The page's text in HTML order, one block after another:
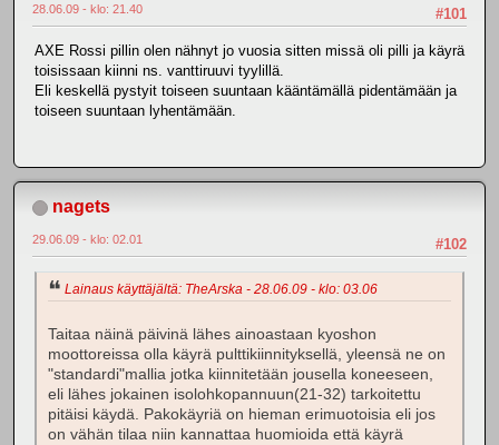
#101
28.06.09 - klo: 21.40
AXE Rossi pillin olen nähnyt jo vuosia sitten missä oli pilli ja käyrä
toisissaan kiinni ns. vanttiruuvi tyylillä.
Eli keskellä pystyit toiseen suuntaan kääntämällä pidentämään ja
toiseen suuntaan lyhentämään.
nagets
#102
29.06.09 - klo: 02.01
Lainaus käyttäjältä: TheArska - 28.06.09 - klo: 03.06
Taitaa näinä päivinä lähes ainoastaan kyoshon
moottoreissa olla käyrä pulttikiinnityksellä, yleensä ne on
"standardi"mallia jotka kiinnitetään jousella koneeseen,
eli lähes jokainen isolohkopannuun(21-32) tarkoitettu
pitäisi käydä. Pakokäyriä on hieman erimuotoisia eli jos
on vähän tilaa niin kannattaa huomioida että käyrä